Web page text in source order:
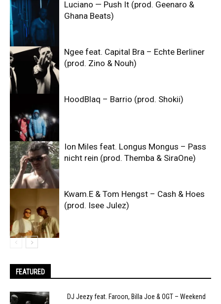
Luciano — Push It (prod. Geenaro &
Ghana Beats)
Ngee feat. Capital Bra – Echte Berliner
(prod. Zino & Nouh)
HoodBlaq – Barrio (prod. Shokii)
Ion Miles feat. Longus Mongus – Pass
nicht rein (prod. Themba & SiraOne)
Kwam.E & Tom Hengst – Cash & Hoes
(prod. Isee Julez)
FEATURED
DJ Jeezy feat. Faroon, Billa Joe & OGT – Weekend